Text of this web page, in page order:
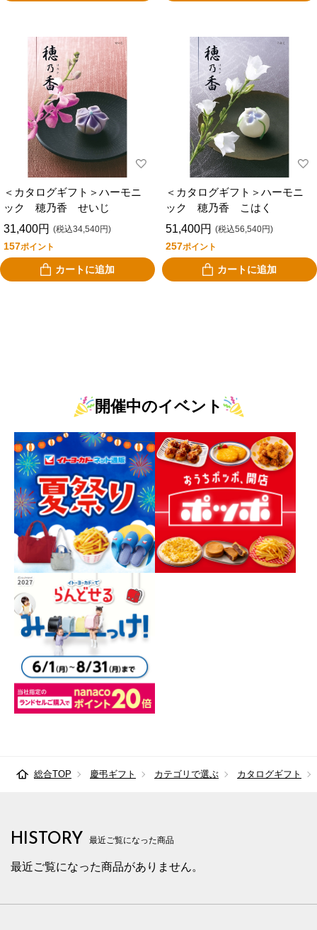
＜カタログギフト＞ハーモニ
ック 穂乃香 せいじ
31,400円 (税込34,540円)
157ポイント
カートに追加
＜カタログギフト＞ハーモニ
ック 穂乃香 こはく
51,400円 (税込56,540円)
257ポイント
カートに追加
開催中のイベント
総合TOP 慶弔ギフト カテゴリで選ぶ カタログギフト
HISTORY 最近ご覧になった商品
最近ご覧になった商品がありません。